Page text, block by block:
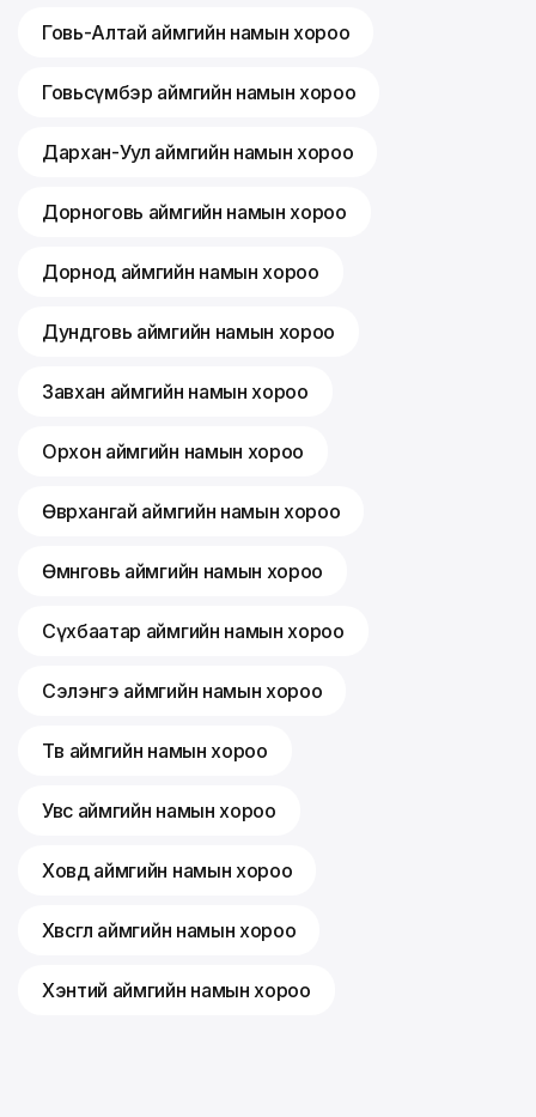
Говь-Алтай аймгийн намын хороо
Говьсүмбэр аймгийн намын хороо
Дархан-Уул аймгийн намын хороо
Дорноговь аймгийн намын хороо
Дорнод аймгийн намын хороо
Дундговь аймгийн намын хороо
Завхан аймгийн намын хороо
Орхон аймгийн намын хороо
Өвөрхангай аймгийн намын хороо
Өмнөговь аймгийн намын хороо
Сүхбаатар аймгийн намын хороо
Сэлэнгэ аймгийн намын хороо
Төв аймгийн намын хороо
Увс аймгийн намын хороо
Ховд аймгийн намын хороо
Хөвсгөл аймгийн намын хороо
Хэнтий аймгийн намын хороо